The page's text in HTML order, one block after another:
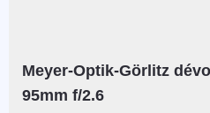
Meyer-Optik-Görlitz
95mm f/2.6